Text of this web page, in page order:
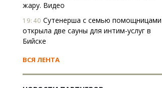
жару. Видео
19:40 Сутенерша с семью помощницами
открыла две сауны для интим-услуг в
Бийске
ВСЯ ЛЕНТА